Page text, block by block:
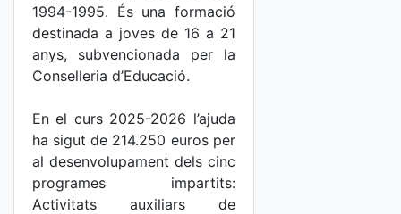
1994-1995. És una formació
destinada a joves de 16 a 21
anys, subvencionada per la
Conselleria d’Educació.
En el curs 2025-2026 l’ajuda
ha sigut de 214.250 euros per
al desenvolupament dels cinc
programes impartits:
Activitats auxiliars de